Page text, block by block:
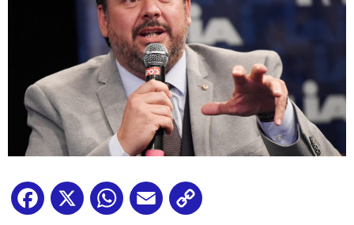
Facebook
X WhatsApp
Email